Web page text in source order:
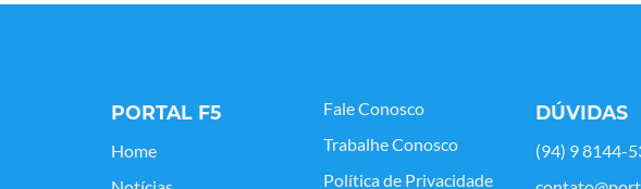
PORTAL F5
Home
Fale Conosco
Trabalhe Conosco
Política de Privacidade
DÚVIDAS
(94) 9 8144-